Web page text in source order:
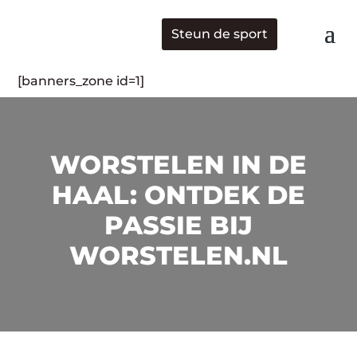
Steun de sport
[banners_zone id=1]
WORSTELEN IN DE
HAAL: ONTDEK DE
PASSIE BIJ
WORSTELEN.NL